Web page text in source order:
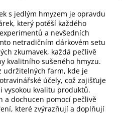
s jedlým hmyzem je opravdu
který potěší každého
a nevšedních
netradičním dárkovém setu
zkumavek, každá pečlivě
kvalitního sušeného hmyzu.
udržitelných farm, kde je
účely, což zajišťuje
vysokou kvalitu produktů.
a dochucen pomocí pečlivě
které zvýrazňují a doplňují